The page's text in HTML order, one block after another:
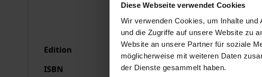
Diese Webseite verwendet Cookies
Wir verwenden Cookies, um Inhalte
und die Zugriffe auf unsere Website zu
Website an unsere Partner für soziale
möglicherweise mit weiteren Daten
der Dienste gesammelt haben.
Bibliographical data
Edition
1
ISBN
978-3-7890-2384-2